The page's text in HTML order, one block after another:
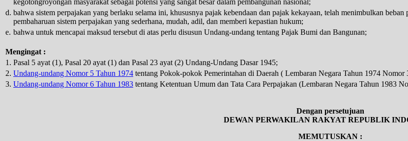
kegotongroyongan masyarakat sebagai potensi yang sangat besar dalam pembangunan nasional;
d. bahwa sistem perpajakan yang berlaku selama ini, khususnya pajak kebendaan dan pajak kekayaan, telah menimbulkan
pembaharuan sistem perpajakan yang sederhana, mudah, adil, dan memberi kepastian hukum;
e. bahwa untuk mencapai maksud tersebut di atas perlu disusun Undang-undang tentang Pajak Bumi dan Bangunan;
Mengingat :
1. Pasal 5 ayat (1), Pasal 20 ayat (1) dan Pasal 23 ayat (2) Undang-Undang Dasar 1945;
2. Undang-undang Nomor 5 Tahun 1974 tentang Pokok-pokok Pemerintahan di Daerah ( Lembaran Negara Tahun 1974
3. Undang-undang Nomor 6 Tahun 1983 tentang Ketentuan Umum dan Tata Cara Perpajakan (Lembaran Negara Tahun 1983
Dengan persetujuan
DEWAN PERWAKILAN RAKYAT REPUBLIK
MEMUTUSKAN :